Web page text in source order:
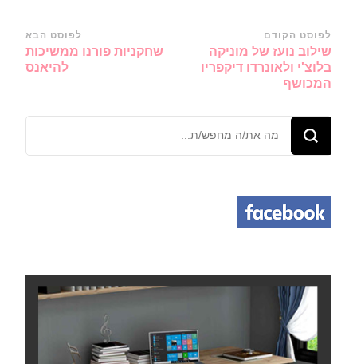
ניווט
ברשומות
לפוסט הקודם
שילוב נועז של מוניקה
בלוצ'י ולאונרדו דיקפריו
המכושף
לפוסט הבא
שחקניות פורנו ממשיכות
להיאנס
מחפש/ת
משהו?